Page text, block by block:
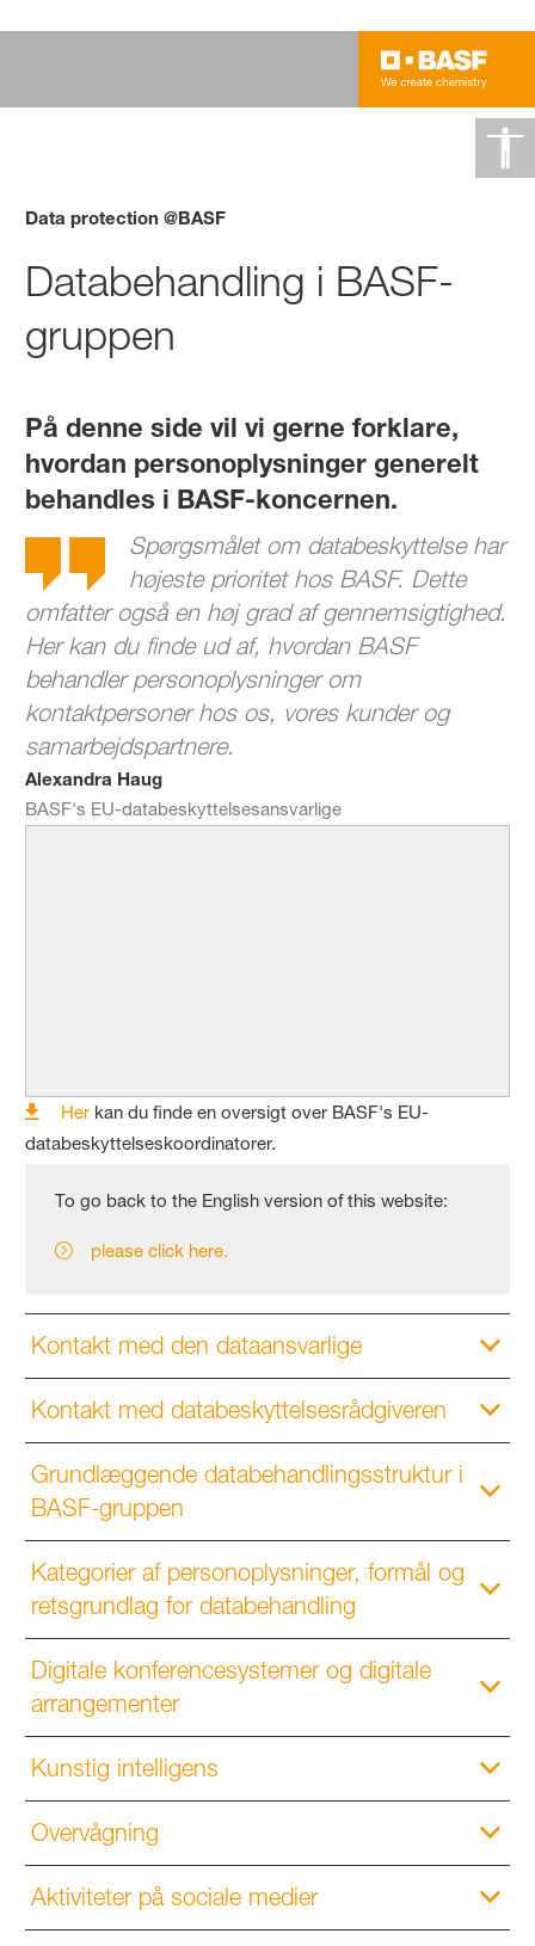
Data protection @BASF
Databehandling i BASF-
gruppen
På denne side vil vi gerne forklare,
hvordan personoplysninger generelt
behandles i BASF-koncernen.
Spørgsmålet om databeskyttelse har
højeste prioritet hos BASF. Dette
omfatter også en høj grad af gennemsigtighed.
Her kan du finde ud af, hvordan BASF
behandler personoplysninger om
kontaktpersoner hos os, vores kunder og
samarbejdspartnere.
Alexandra Haug
BASF's EU-databeskyttelsesansvarlige
Her kan du finde en oversigt over BASF's EU-
databeskyttelseskoordinatorer.
To go back to the English version of this website:
please click here.
Kontakt med den dataansvarlige
Kontakt med databeskyttelsesrådgiveren
Grundlæggende databehandlingsstruktur i
BASF-gruppen
Kategorier af personoplysninger, formål og
retsgrundlag for databehandling
Digitale konferencesystemer og digitale
arrangementer
Kunstig intelligens
Overvågning
Aktiviteter på sociale medier